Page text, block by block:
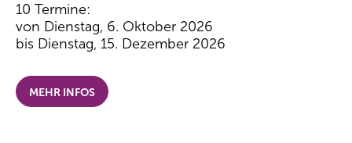
10 Termine:
von Dienstag, 6. Oktober 2026
bis Dienstag, 15. Dezember 2026
MEHR INFOS